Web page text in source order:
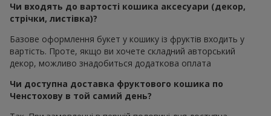
Чи входять до вартості кошика аксесуари (декор,
стрічки, листівка)?
Базове оформлення букет у кошику із фруктів входить у
вартість. Проте, якщо ви хочете складний авторський
декор, можливо знадобиться додаткова оплата
Чи доступна доставка фруктового кошика по
Ченстохову в той самий день?